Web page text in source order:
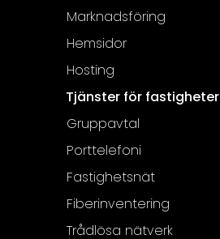
Marknadsföring
Hemsidor
Hosting
Tjänster för fastigheter
Gruppavtal
Porttelefoni
Fastighetsnät
Fiberinventering
Trådlösa nätverk